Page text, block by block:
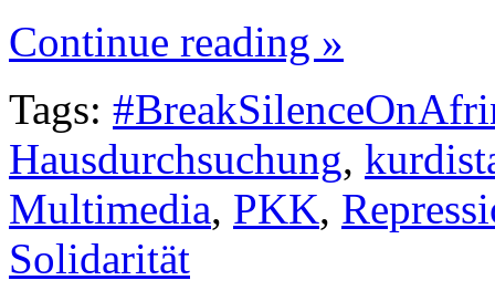
Continue reading »
Tags:
Hausdurchsuchung,
Multimedia, PKK,
Solidarität